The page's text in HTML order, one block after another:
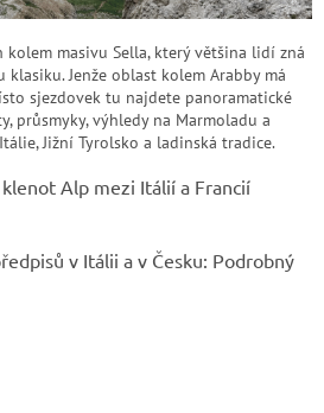
kolem masivu Sella, který většina lidí zná
Jenže oblast kolem Arabby má
sjezdovek tu najdete panoramatické
průsmyky, výhledy na Marmoladu a
Jižní Tyrolsko a ladinská tradice.
Alp mezi Itálií a Francií
v Itálii a v Česku: Podrobný